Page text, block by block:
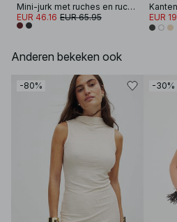
Mini-jurk met ruches en ruches in de taille
EUR 46.16 EUR 65.95
EUR
Anderen bekeken ook
-80% -30%